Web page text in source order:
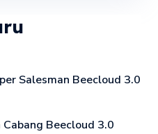
Salesman Beecloud 3.0
Beecloud 3.0